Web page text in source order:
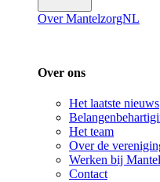
Over MantelzorgNL
Over ons
Het laatste nieuws
Het team
Over de
Werken bij
Contact